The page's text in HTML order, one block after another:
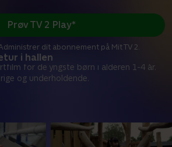
i hallen
for de yngste børn i alderen 1-4 år.
og underholdende.
Prøv TV 2 Play*
dit abonnement på Mit TV 2.